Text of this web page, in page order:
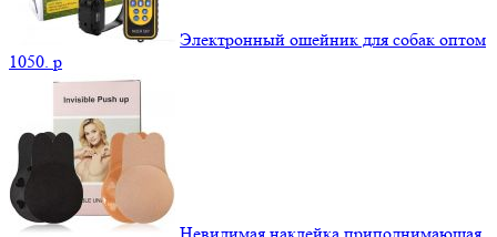
Электронный ошейник для собак оптом
1050. p